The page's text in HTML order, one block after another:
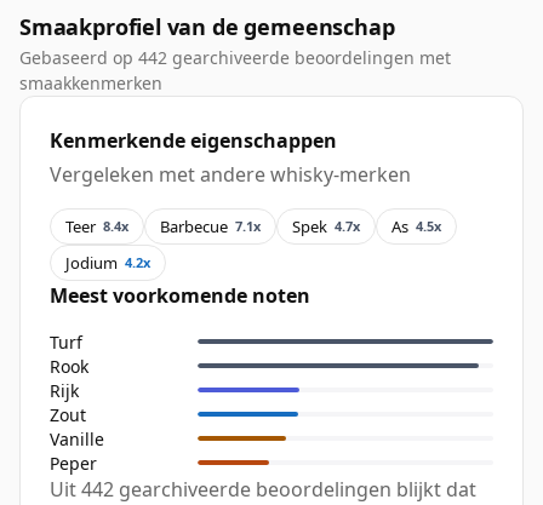
Smaakprofiel van de gemeenschap
Gebaseerd op 442 gearchiveerde beoordelingen met
smaakkenmerken
Kenmerkende eigenschappen
Vergeleken met andere whisky-merken
Teer 8.4x Barbecue 7.1x Spek 4.7x As 4.5x
Jodium 4.2x
Meest voorkomende noten
Turf
Rook
Rijk
Zout
Vanille
Peper
Uit 442 gearchiveerde beoordelingen blijkt dat